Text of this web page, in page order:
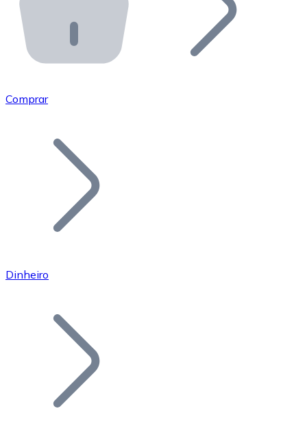
API Bitnovo
Integre nossa API no seu ecossistema.
Junte-se à nossa rede de revendedores e comercialize
Adicione o token do seu projeto ao nosso serviço de
Bitcoin
Comprar
Dinheiro